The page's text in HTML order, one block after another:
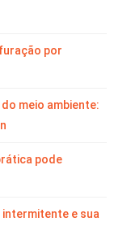
por
meio ambiente:
pode
e sua